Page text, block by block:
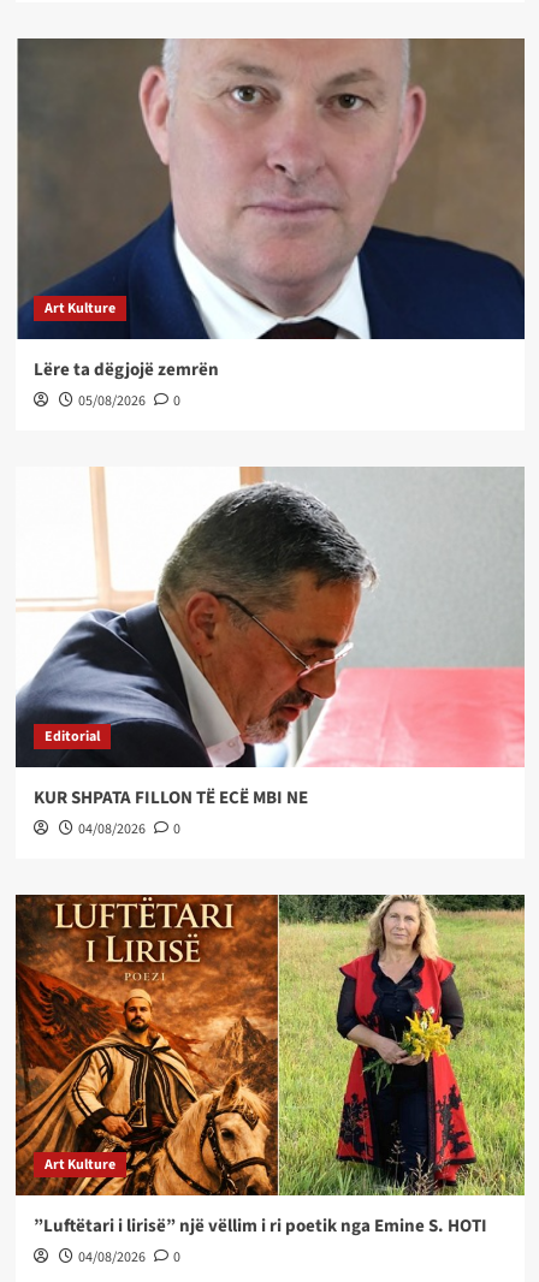
Art Kulture
Lëre ta dëgjojë zemrën
05/08/2026 0
Editorial
KUR SHPATA FILLON TË ECË MBI NE
04/08/2026 0
Art Kulture
”Luftëtari i lirisë” një vëllim i ri poetik nga Emine S. HOTI
04/08/2026 0